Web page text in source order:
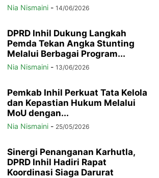
Nia Nismaini - 14/06/2026
DPRD Inhil Dukung Langkah
Pemda Tekan Angka Stunting
Melalui Berbagai Program...
Nia Nismaini - 13/06/2026
Pemkab Inhil Perkuat Tata Kelola
dan Kepastian Hukum Melalui
MoU dengan...
Nia Nismaini - 25/05/2026
Sinergi Penanganan Karhutla,
DPRD Inhil Hadiri Rapat
Koordinasi Siaga Darurat